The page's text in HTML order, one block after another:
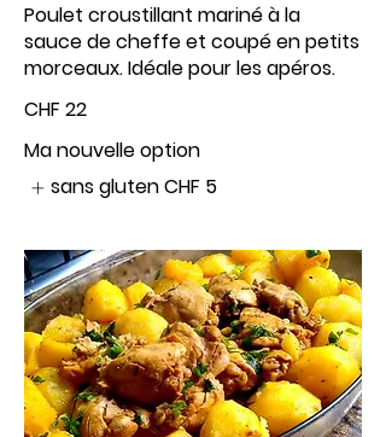
Poulet croustillant mariné à la
sauce de cheffe et coupé en petits
morceaux. Idéale pour les apéros.
CHF 22
Ma nouvelle option
sans glutenCHF 5